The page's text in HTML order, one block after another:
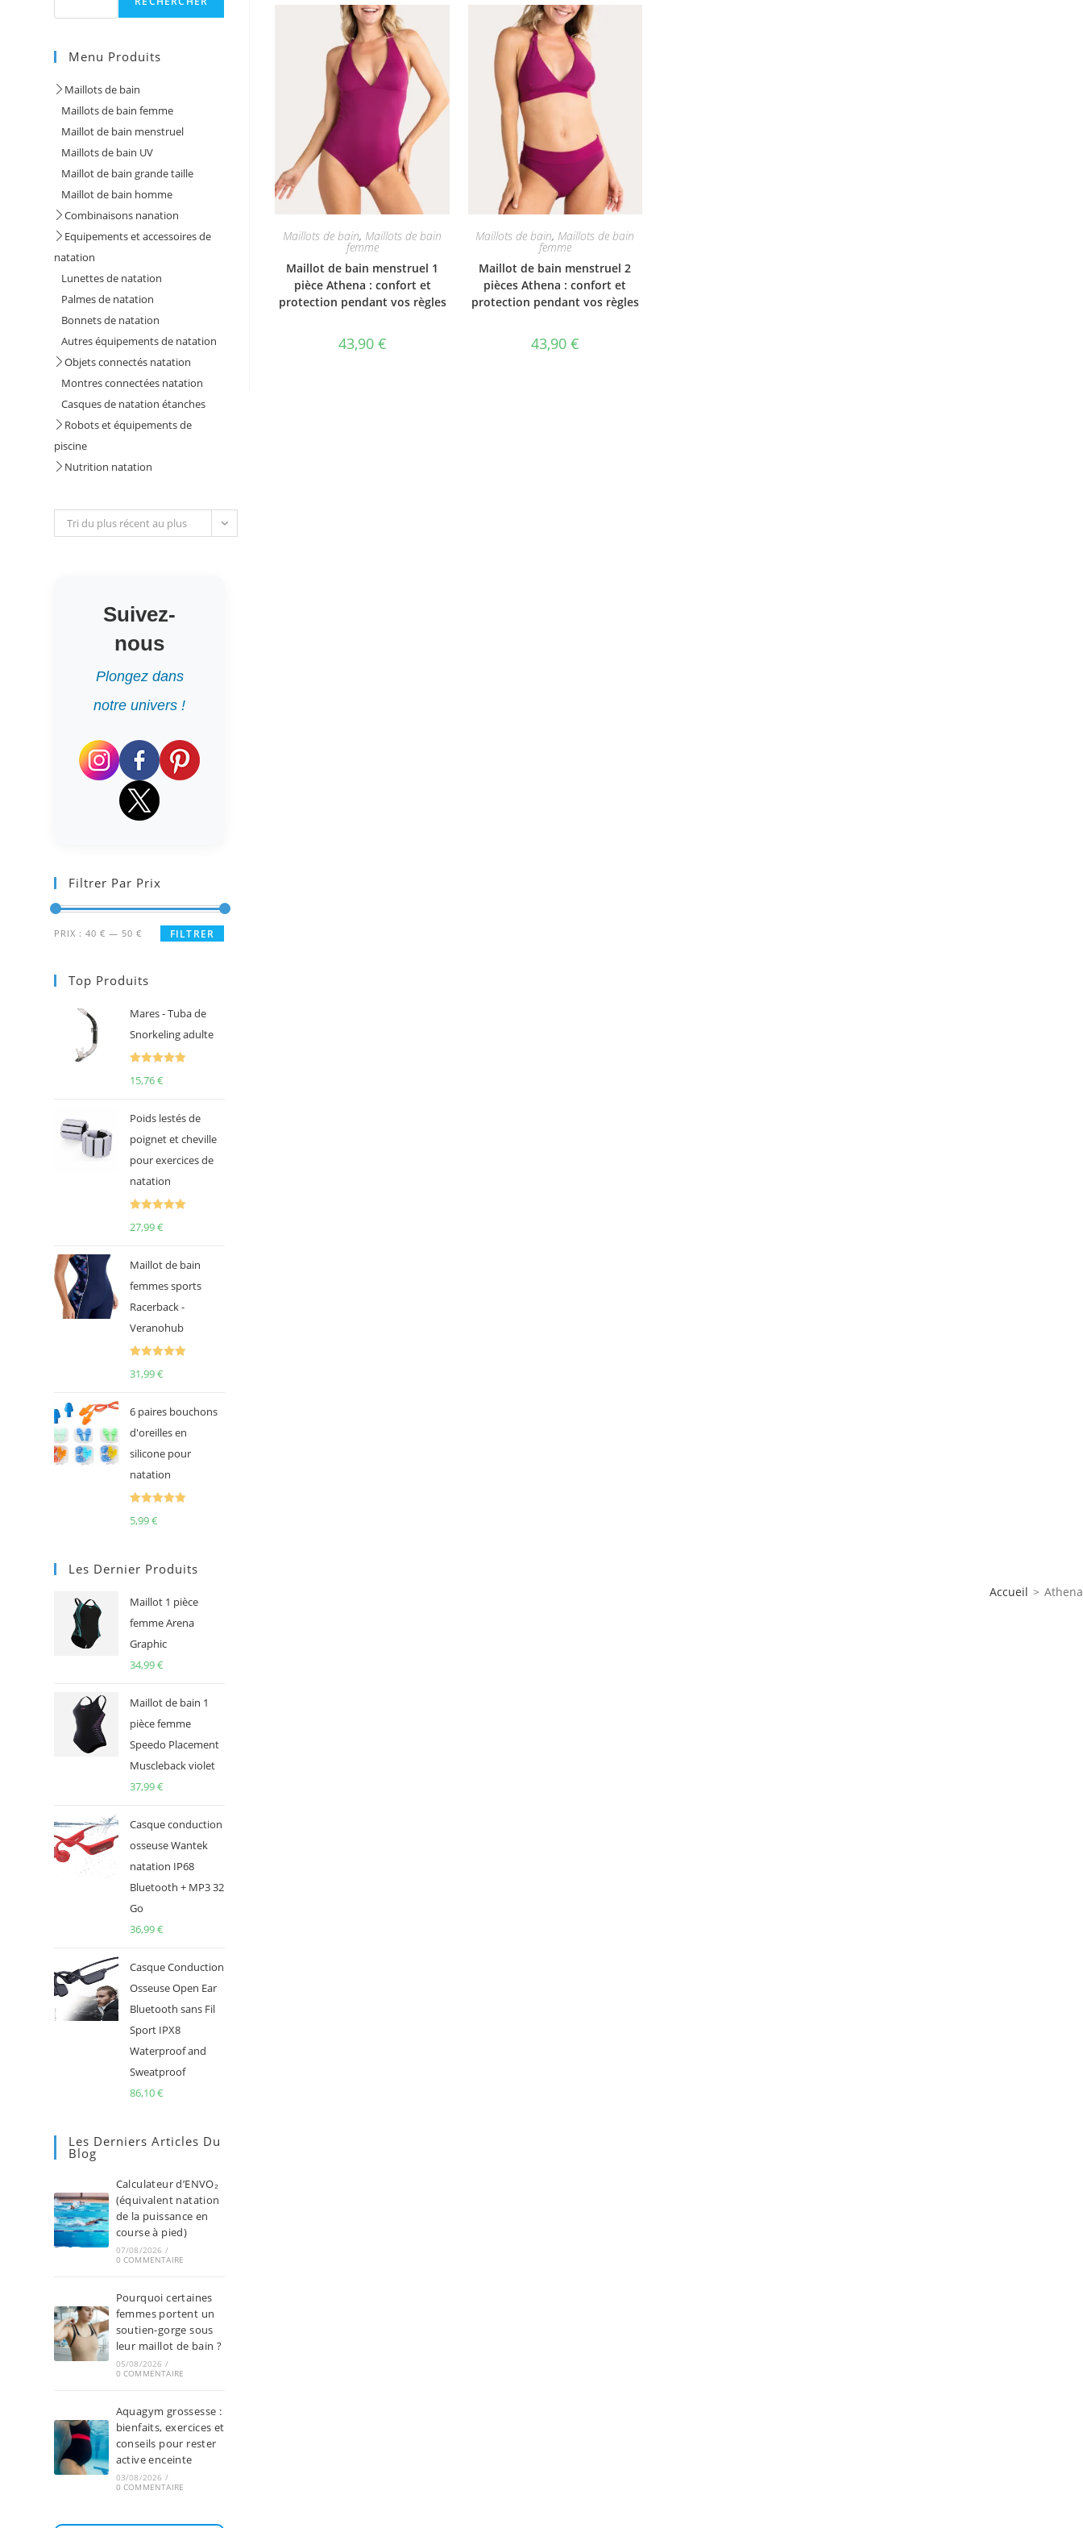
Maillots de bain, Maillots de bain
femme
Maillot de bain menstruel 1
pièce Athena : confort et
protection pendant vos règles
43,90 €
Maillots de bain, Maillots de bain
femme
Maillot de bain menstruel 2
pièces Athena : confort et
protection pendant vos règles
43,90 €
Accueil > Athena
Menu Produits
Maillots de bain
Maillots de bain femme
Maillot de bain menstruel
Maillots de bain UV
Maillot de bain grande taille
Maillot de bain homme
Combinaisons nanation
Equipements et accessoires de
natation
Lunettes de natation
Palmes de natation
Bonnets de natation
Autres équipements de natation
Objets connectés natation
Montres connectées natation
Casques de natation étanches
Robots et équipements de
piscine
Nutrition natation
Tri du plus récent au plus
Suivez-
nous
Plongez dans
notre univers !
Filtrer Par Prix
Prix
Prix
FILTRER
PRIX :40 € — 50 €
Top Produits
Mares - Tuba de
Snorkeling adulte
15,76€
Poids lestés de
poignet et cheville
pour exercices de
natation
27,99€
Maillot de bain
femmes sports
Racerback -
Veranohub
31,99€
6 paires bouchons
d'oreilles en
silicone pour
natation
5,99€
Les Dernier Produits
Maillot 1 pièce
femme Arena
Graphic
34,99€
Maillot de bain 1
pièce femme
Speedo Placement
Muscleback violet
37,99€
Casque conduction
osseuse Wantek
natation IP68
Bluetooth + MP3 32
Go
36,99€
Casque Conduction
Osseuse Open Ear
Bluetooth sans Fil
Sport IPX8
Waterproof and
Sweatproof
86,10€
Les Derniers Articles Du
Blog
Calculateur d’ENVO₂
(équivalent natation
de la puissance en
course à pied)
07/08/2026 /
0 COMMENTAIRE
Pourquoi certaines
femmes portent un
soutien-gorge sous
leur maillot de bain ?
05/08/2026 /
0 COMMENTAIRE
Aquagym grossesse :
bienfaits, exercices et
conseils pour rester
active enceinte
03/08/2026 /
0 COMMENTAIRE